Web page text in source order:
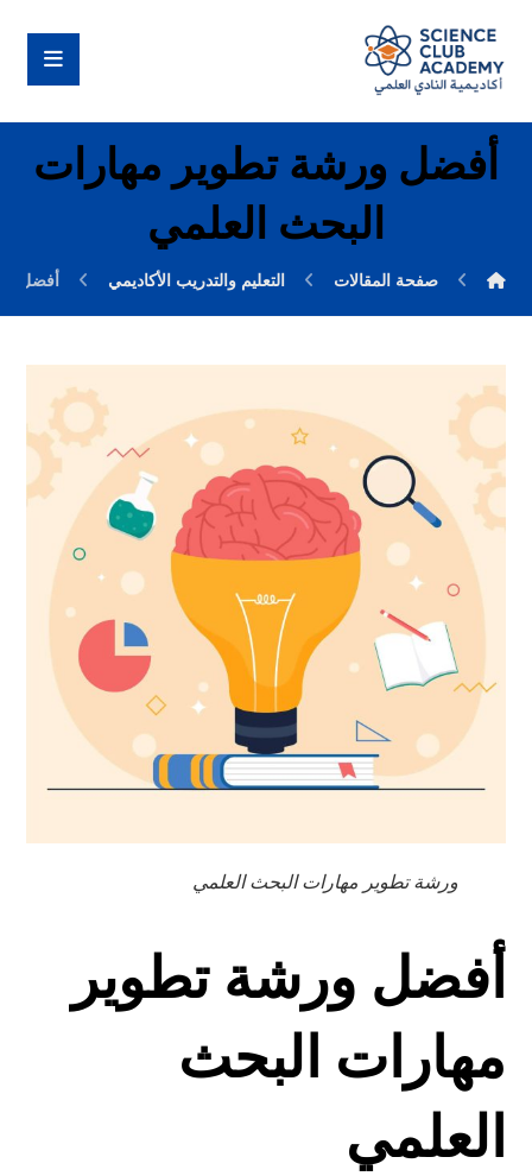
أفضل ورشة تطوير مهارات
البحث العلمي
صفحة المقالات التعليم والتدريب الأكاديمي أفضل
ورشة تطوير مهارات البحث العلمي
أفضل ورشة تطوير
مهارات البحث
العلمي